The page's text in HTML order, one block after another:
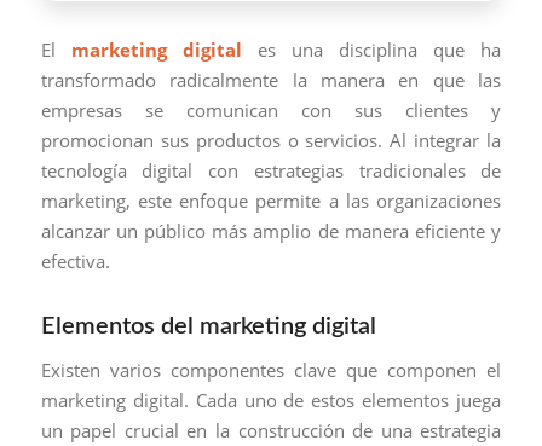
El marketing digital es una disciplina que ha
transformado radicalmente la manera en que las
empresas se comunican con sus clientes y
promocionan sus productos o servicios. Al integrar la
tecnología digital con estrategias tradicionales de
marketing, este enfoque permite a las organizaciones
alcanzar un público más amplio de manera eficiente y
efectiva.
Elementos del marketing digital
Existen varios componentes clave que componen el
marketing digital. Cada uno de estos elementos juega
un papel crucial en la construcción de una estrategia